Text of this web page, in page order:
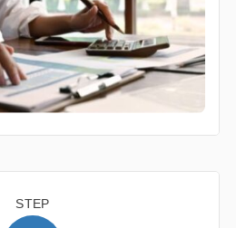
STEP